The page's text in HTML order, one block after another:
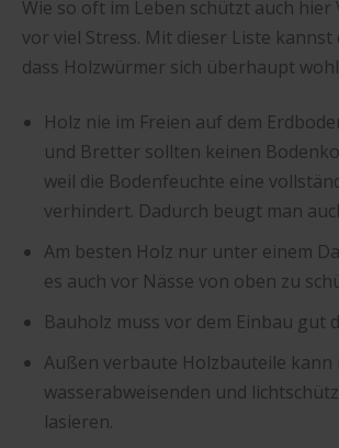
Wie so oft im Leben schützt auch
vor viel Stress. Mit dieser Liste kannst
dass Holzwürmer sich überhaupt
Holz nie im Freien auf dem
und Bretter sollten keinen
weil die Bodenfeuchte eine
verhindert. Dadurch beugt man
Am besten Holz nur unter einem
es auch vor Nässe von oben zu
Bauholz muss vor dem Einbau gut
Außen verbaute Holzbauteile kann
wasserabweisenden und
lasieren.